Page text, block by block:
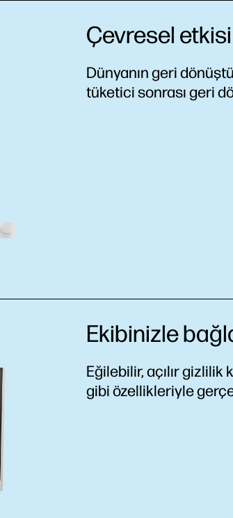
Çevresel
Dünyanın geri
tüketici sonrası geri
Ekibinizle
Eğilebilir, açılır gizlilik
gibi özellikleriyle